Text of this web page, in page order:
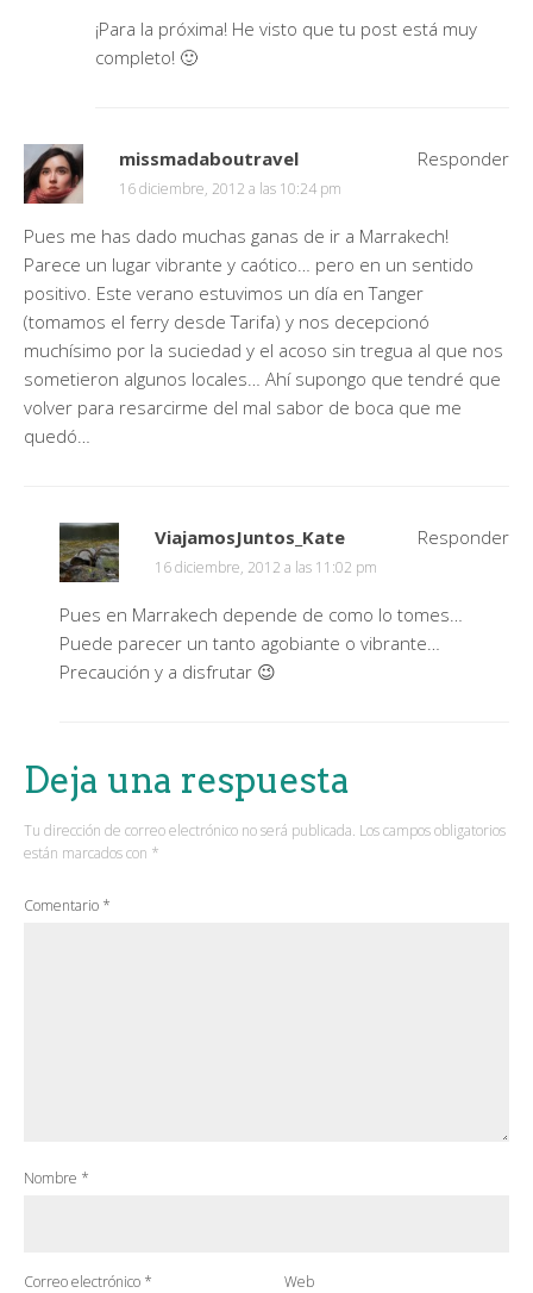
¡Para la próxima! He visto que tu post está muy
completo! 🙂
missmadaboutravel
16 diciembre, 2012 a las 10:24 pm
Pues me has dado muchas ganas de ir a Marrakech!
Parece un lugar vibrante y caótico… pero en un sentido
positivo. Este verano estuvimos un día en Tanger
(tomamos el ferry desde Tarifa) y nos decepcionó
muchísimo por la suciedad y el acoso sin tregua al que nos
sometieron algunos locales… Ahí supongo que tendré que
volver para resarcirme del mal sabor de boca que me
quedó…
Responder
ViajamosJuntos_Kate
16 diciembre, 2012 a las 11:02 pm
Pues en Marrakech depende de como lo tomes…
Puede parecer un tanto agobiante o vibrante…
Precaución y a disfrutar 😉
Responder
Deja una respuesta
Tu dirección de correo electrónico no será publicada. Los campos obligatorios
están marcados con *
Comentario *
Nombre *
Correo electrónico * Web